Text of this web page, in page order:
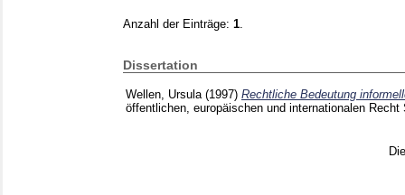
Anzahl der Einträge: 1
Dissertation
Wellen, Ursula (1997) Rechtliche Bedeutung
öffentlichen, europäischen und internationalen